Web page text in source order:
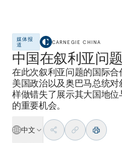
媒体报
道
CARNEGIE CHINA
中国在叙利亚问
在此次叙利亚问题的国际
美国政治以及奥巴马总统
样做错失了展示其大国地
的重要机会。
中文